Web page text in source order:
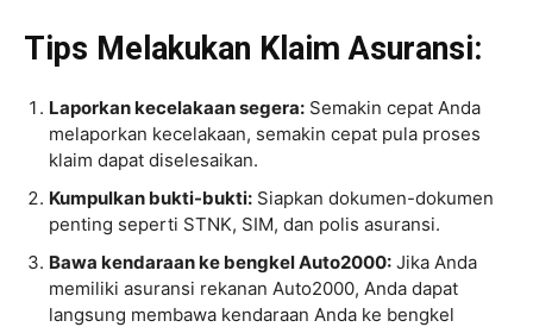
Tips Melakukan Klaim Asuransi:
Laporkan kecelakaan segera: Semakin cepat Anda
melaporkan kecelakaan, semakin cepat pula proses
klaim dapat diselesaikan.
Kumpulkan bukti-bukti: Siapkan dokumen-dokumen
penting seperti STNK, SIM, dan polis asuransi.
Bawa kendaraan ke bengkel Auto2000: Jika Anda
memiliki asuransi rekanan Auto2000, Anda dapat
langsung membawa kendaraan Anda ke bengkel